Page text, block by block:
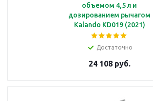
объемом 4,5 л и
дозированием рычагом
Kalando KD019 (2021)
Достаточно
24 108 руб.